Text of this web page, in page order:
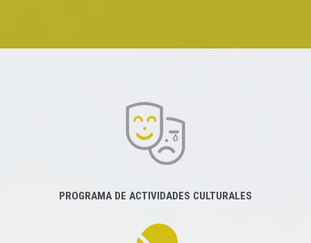
PROGRAMA DE ACTIVIDADES CULTURALES